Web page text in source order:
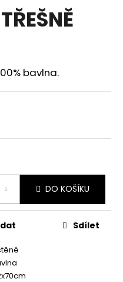
bavlna.
DO KOŠÍKU
Sdílet